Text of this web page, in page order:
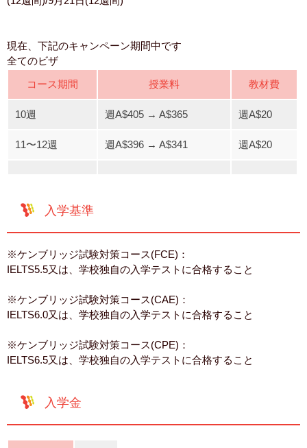
現在、下記のキャンペーン期間中です
全てのビザ
コース期間
授業料 教材費
10週 週A$405 → A$365 週A$20
11〜12週 週A$396 → A$341 週A$20
入学基準
※ケンブリッジ試験対策コース(FCE)：
IELTS5.5又は、学校独自の入学テストに合格すること
※ケンブリッジ試験対策コース(CAE)：
IELTS6.0又は、学校独自の入学テストに合格すること
※ケンブリッジ試験対策コース(CPE)：
IELTS6.5又は、学校独自の入学テストに合格すること
入学金